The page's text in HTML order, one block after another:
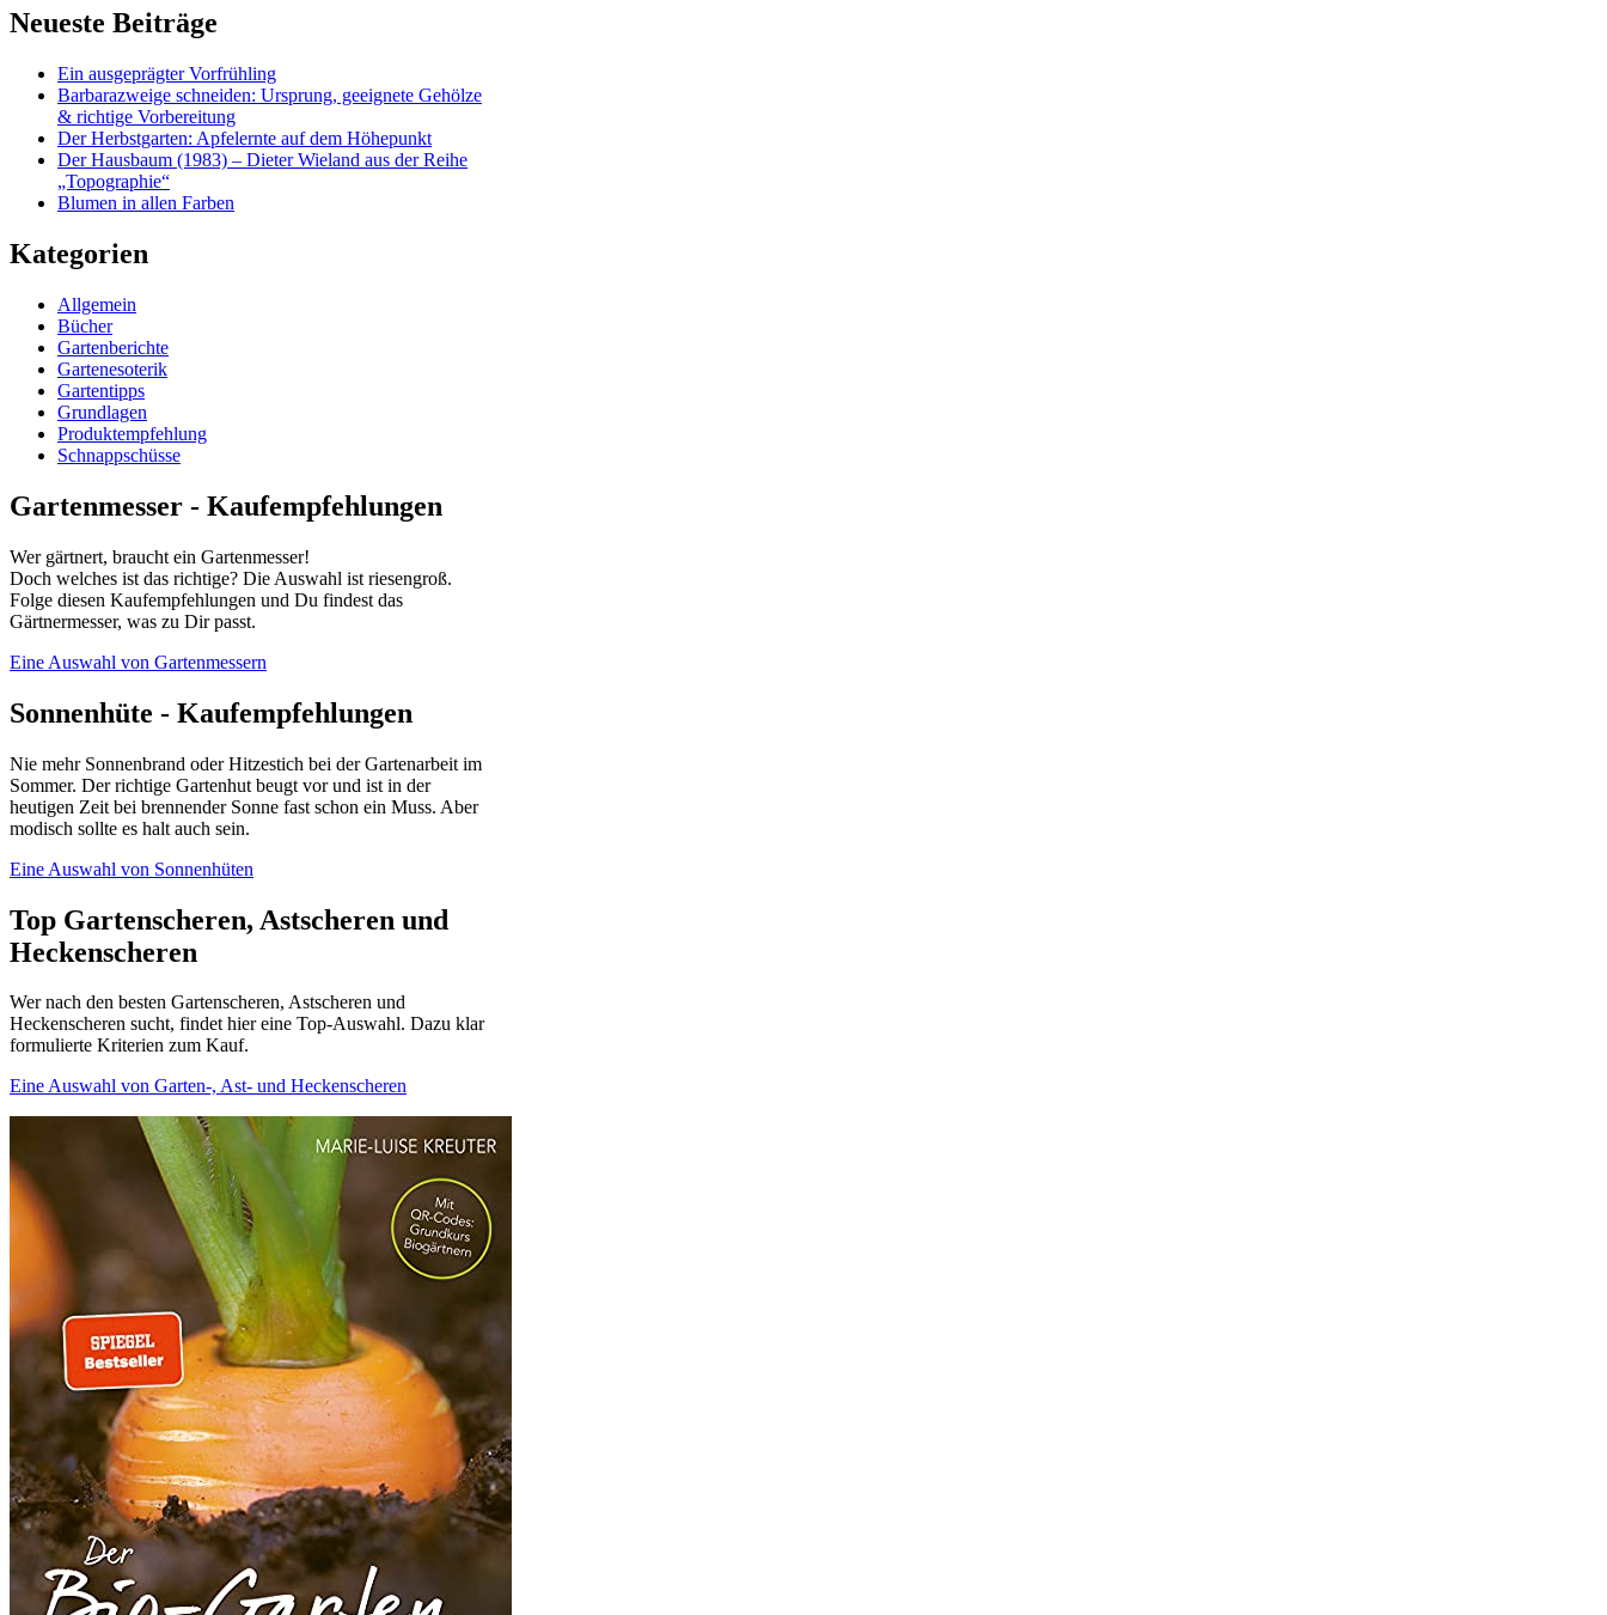
Neueste Beiträge
Ein ausgeprägter Vorfrühling
Barbarazweige schneiden: Ursprung, geeignete Gehölze
& richtige Vorbereitung
Der Herbstgarten: Apfelernte auf dem Höhepunkt
Der Hausbaum (1983) – Dieter Wieland aus der Reihe
„Topographie“
Blumen in allen Farben
Kategorien
Allgemein
Bücher
Gartenberichte
Gartenesoterik
Gartentipps
Grundlagen
Produktempfehlung
Schnappschüsse
Gartenmesser - Kaufempfehlungen
Wer gärtnert, braucht ein Gartenmesser!
Doch welches ist das richtige? Die Auswahl ist riesengroß.
Folge diesen Kaufempfehlungen und Du findest das
Gärtnermesser, was zu Dir passt.
Eine Auswahl von Gartenmessern
Sonnenhüte - Kaufempfehlungen
Nie mehr Sonnenbrand oder Hitzestich bei der Gartenarbeit im
Sommer. Der richtige Gartenhut beugt vor und ist in der
heutigen Zeit bei brennender Sonne fast schon ein Muss. Aber
modisch sollte es halt auch sein.
Eine Auswahl von Sonnenhüten
Top Gartenscheren, Astscheren und
Heckenscheren
Wer nach den besten Gartenscheren, Astscheren und
Heckenscheren sucht, findet hier eine Top-Auswahl. Dazu klar
formulierte Kriterien zum Kauf.
Eine Auswahl von Garten-, Ast- und Heckenscheren